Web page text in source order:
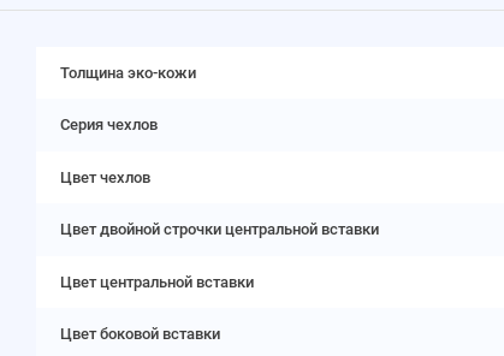
Толщина эко-кожи
Серия чехлов
Цвет чехлов
Цвет двойной строчки центральной вставки
Цвет центральной вставки
Цвет боковой вставки